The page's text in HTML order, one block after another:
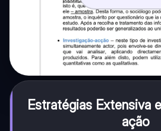
Estratégias Extensiva
ação